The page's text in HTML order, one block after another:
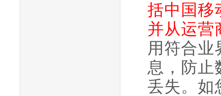
括中国移
并从运营
用符合
息，防止
丢失。 如